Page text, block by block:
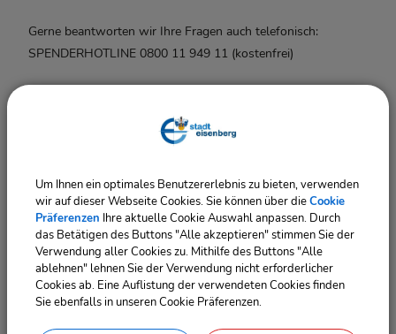
Gerne beantworten wir Ihre Fragen auch telefonisch:
SPENDERHOTLINE 0800 11 949 11 (kostenfrei)
03.09.2026 14‐ 19Uhr
01.10.2026 14‐ 19Uhr
Um Ihnen ein optimales Benutzererlebnis zu bieten, verwenden
wir auf dieser Webseite Cookies. Sie können über dieCookie
Präferenzen Ihre aktuelle Cookie Auswahl anpassen. Durch
das Betätigen des Buttons "Alle akzeptieren" stimmen Sie der
Verwendung aller Cookies zu. Mithilfe des Buttons "Alle
ablehnen" lehnen Sie der Verwendung nicht erforderlicher
Cookies ab. Eine Auflistung der verwendeten Cookies finden
Sie ebenfalls in unseren Cookie Präferenzen.